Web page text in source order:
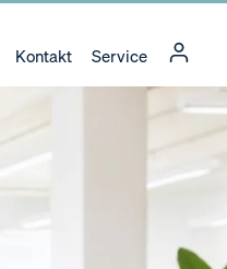
Kontakt Service